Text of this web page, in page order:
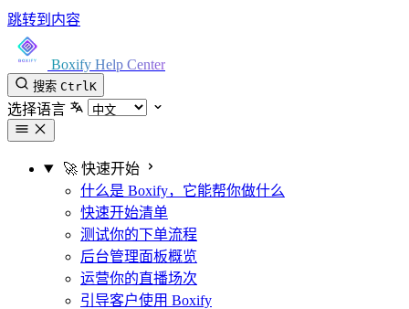
跳转到内容
Boxify Help Center
搜索 CtrlK
选择语言
🚀 快速开始
什么是 Boxify，它能帮你做什么
快速开始清单
测试你的下单流程
后台管理面板概览
运营你的直播场次
引导客户使用 Boxify